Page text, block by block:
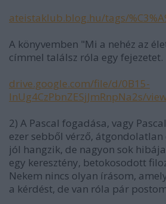
ateistaklub.blog.hu/tags/
A könyvemben "Mi a nehéz az
címmel találsz róla egy fejezetet.
drive.google.com/file/d/0B15-
InUg4CzPbnZESjJmRnpNa2s/
2) A Pascal fogadása, vagy
ezer sebből vérző, átgondolatlan
jól hangzik, de nagyon sok
egy keresztény, betokosodott
Nekem nincs olyan írásom,
a kérdést, de van róla pár